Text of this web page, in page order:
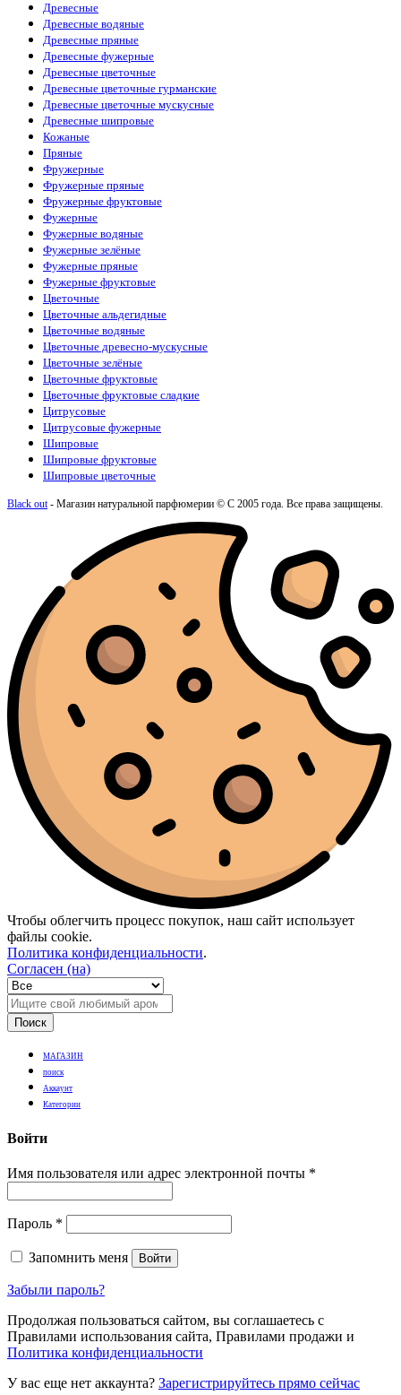
Древесные
Древесные водяные
Древесные пряные
Древесные фужерные
Древесные цветочные
Древесные цветочные гурманские
Древесные цветочные мускусные
Древесные шипровые
Кожаные
Пряные
Фружерные
Фружерные пряные
Фружерные фруктовые
Фужерные
Фужерные водяные
Фужерные зелёные
Фужерные пряные
Фужерные фруктовые
Цветочные
Цветочные альдегидные
Цветочные водяные
Цветочные древесно-мускусные
Цветочные зелёные
Цветочные фруктовые
Цветочные фруктовые сладкие
Цитрусовые
Цитрусовые фужерные
Шипровые
Шипровые фруктовые
Шипровые цветочные
Black out- Магазин натуральной парфюмерии © С 2005 года. Все права защищены.
Чтобы облегчить процесс покупок, наш сайт использует
файлы cookie.
Политика конфиденциальности.
Согласен (на)
Поиск
МАГАЗИН
поиск
Аккаунт
Категории
Войти
Имя пользователя или адрес электронной почты *
Пароль *
Запомнить меня Войти
Забыли пароль?
Продолжая пользоваться сайтом, вы соглашаетесь с
Правилами использования сайта, Правилами продажи и
Политика конфиденциальности
У вас еще нет аккаунта? Зарегистрируйтесь прямо сейчас